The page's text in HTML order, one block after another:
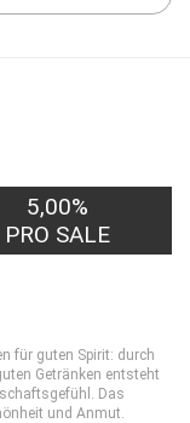
5,00%
PRO SALE
für guten Spirit: durch
Getränken entsteht
Das
und Anmut.